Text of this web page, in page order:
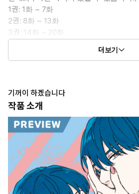
1권: 1화 ~ 7화
2권: 8화 ~ 13화
3권: 14화 ~ 20화
4권: 21화 ~ 27화
더보기
기꺼이 하겠습니다
작품 소개